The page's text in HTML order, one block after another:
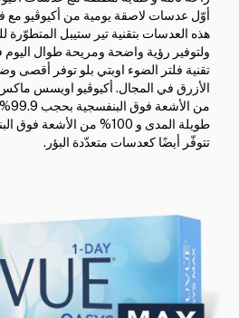
أوّل عدسات لاصقة يومية من أكيوڤيو مع
هذه العدسات بتقنية تير ستيبل
ولتوفير رؤية واضحة ومريحة طوال
تقنية فلتر الضوء اوبتي بلو توفر أقصى
الأزرق في المجال. أكيوڤيو اويسس ماكس
من
طويلة المدى و 100% من
تتوفّر أيضًا كعدسات متعدّدة البؤر.